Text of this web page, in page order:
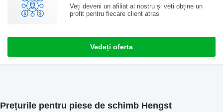
Veți deveni un afiliat al nostru și veți obține un
profit pentru fiecare client atras
Vedeți oferta
Prețurile pentru piese de schimb Hengst